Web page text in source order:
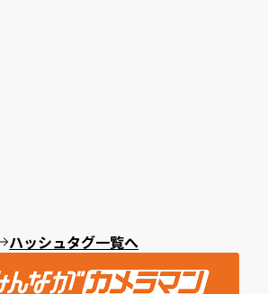
ハッシュタグ一覧へ